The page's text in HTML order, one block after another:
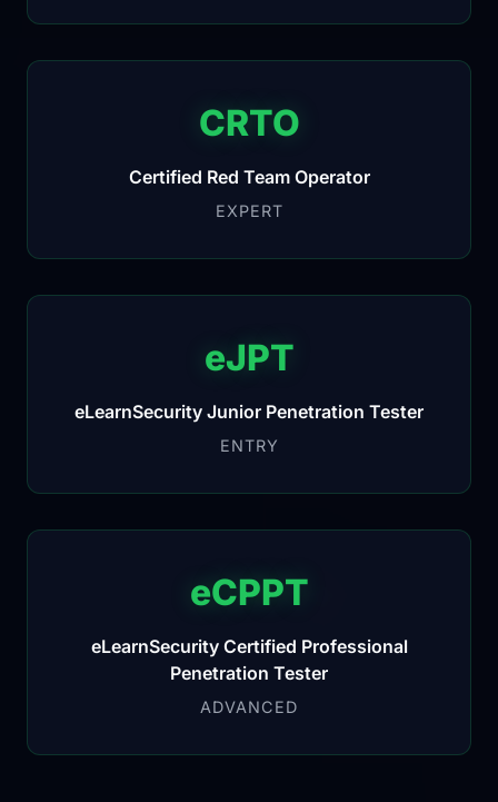
CRTO
Certified Red Team Operator
EXPERT
eJPT
eLearnSecurity Junior Penetration Tester
ENTRY
eCPPT
eLearnSecurity Certified Professional
Penetration Tester
ADVANCED